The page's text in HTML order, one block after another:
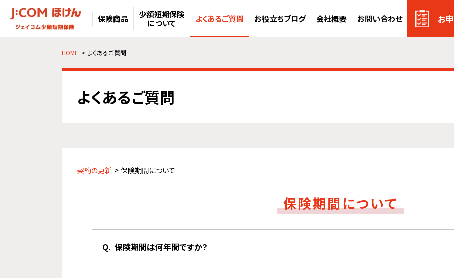
保険商品
少額短期保険
について
よくあるご質問 お役立ちブログ 会社概要 お問い合わせ お
HOME よくあるご質問
よくあるご質問
契約の更新 保険期間について
保険期間について
保険期間は何年間ですか？